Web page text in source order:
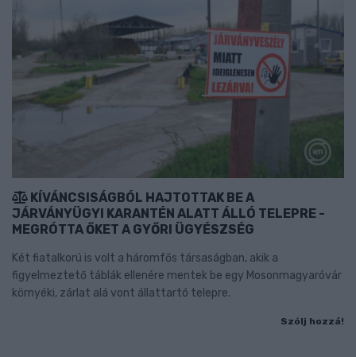
KÍVÁNCSISÁGBÓL HAJTOTTAK BE A
JÁRVÁNYÜGYI KARANTÉN ALATT ÁLLÓ TELEPRE -
MEGRÓTTA ŐKET A GYŐRI ÜGYÉSZSÉG
Két fiatalkorú is volt a háromfős társaságban, akik a
figyelmeztető táblák ellenére mentek be egy Mosonmagyaróvár
környéki, zárlat alá vont állattartó telepre.
Szólj hozzá!